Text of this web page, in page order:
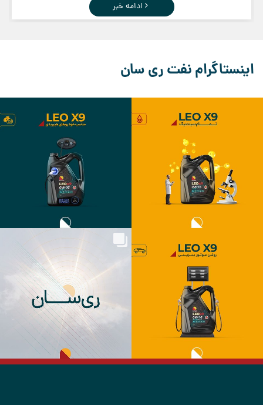
ادامه خبر
اینستاگرام نفت ری سان